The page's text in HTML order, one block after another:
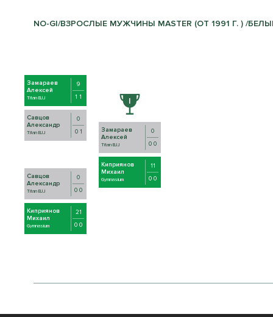
NO-GI/ВЗРОСЛЫЕ МУЖЧИНЫ MASTER (ОТ 1991 Г. ) /
Замараев
Алексей
Titan BJJ
9
1 1
Савцов
Александр
Titan BJJ
0
0 1
Савцов
Александр
Titan BJJ
0
0 0
Киприянов
Михаил
Gymnasium
21
0 0
Замараев
Алексей
Titan BJJ
0
0 0
Киприянов
Михаил
Gymnasium
11
0 0